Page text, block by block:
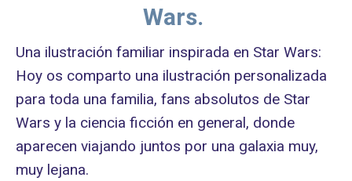
Wars.
Una ilustración familiar inspirada en Star Wars:
Hoy os comparto una ilustración personalizada
para toda una familia, fans absolutos de Star
Wars y la ciencia ficción en general, donde
aparecen viajando juntos por una galaxia muy,
muy lejana.